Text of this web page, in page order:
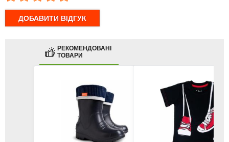
РЕКОМЕНДОВАНІ
ТОВАРИ